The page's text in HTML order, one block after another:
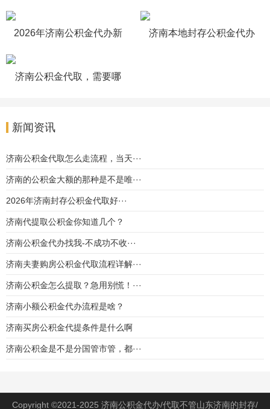
2026年济南公积金代办新 济南本地封存公积金代办
济南公积金代取，需要哪
新闻资讯
济南公积金代取怎么走流程，当天···
济南的公积金大额的那种是不是唯···
2026年济南封存公积金代取好···
济南代提取公积金你知道几个？
济南公积金代办找我-不成功不收···
济南夫妻购房公积金代取流程详解···
济南公积金怎么提取？急用别慌！···
济南小额公积金代办流程是啥？
济南买房公积金代提条件是什么啊
济南公积金是不是分国管市管，都···
Copyright ©2021-2025 济南公积金代办/代取不管山东济南的封存/